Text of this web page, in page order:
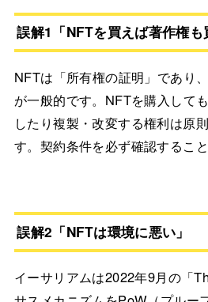
誤解1「NFTを買えば著作権も
NFTは「所有権の証明」であり、
が一般的です。NFTを購入して
したり複製・改変する権利は原
す。契約条件を必ず確認すること
誤解2「NFTは環境に悪い」
イーサリアムは2022年9月の「